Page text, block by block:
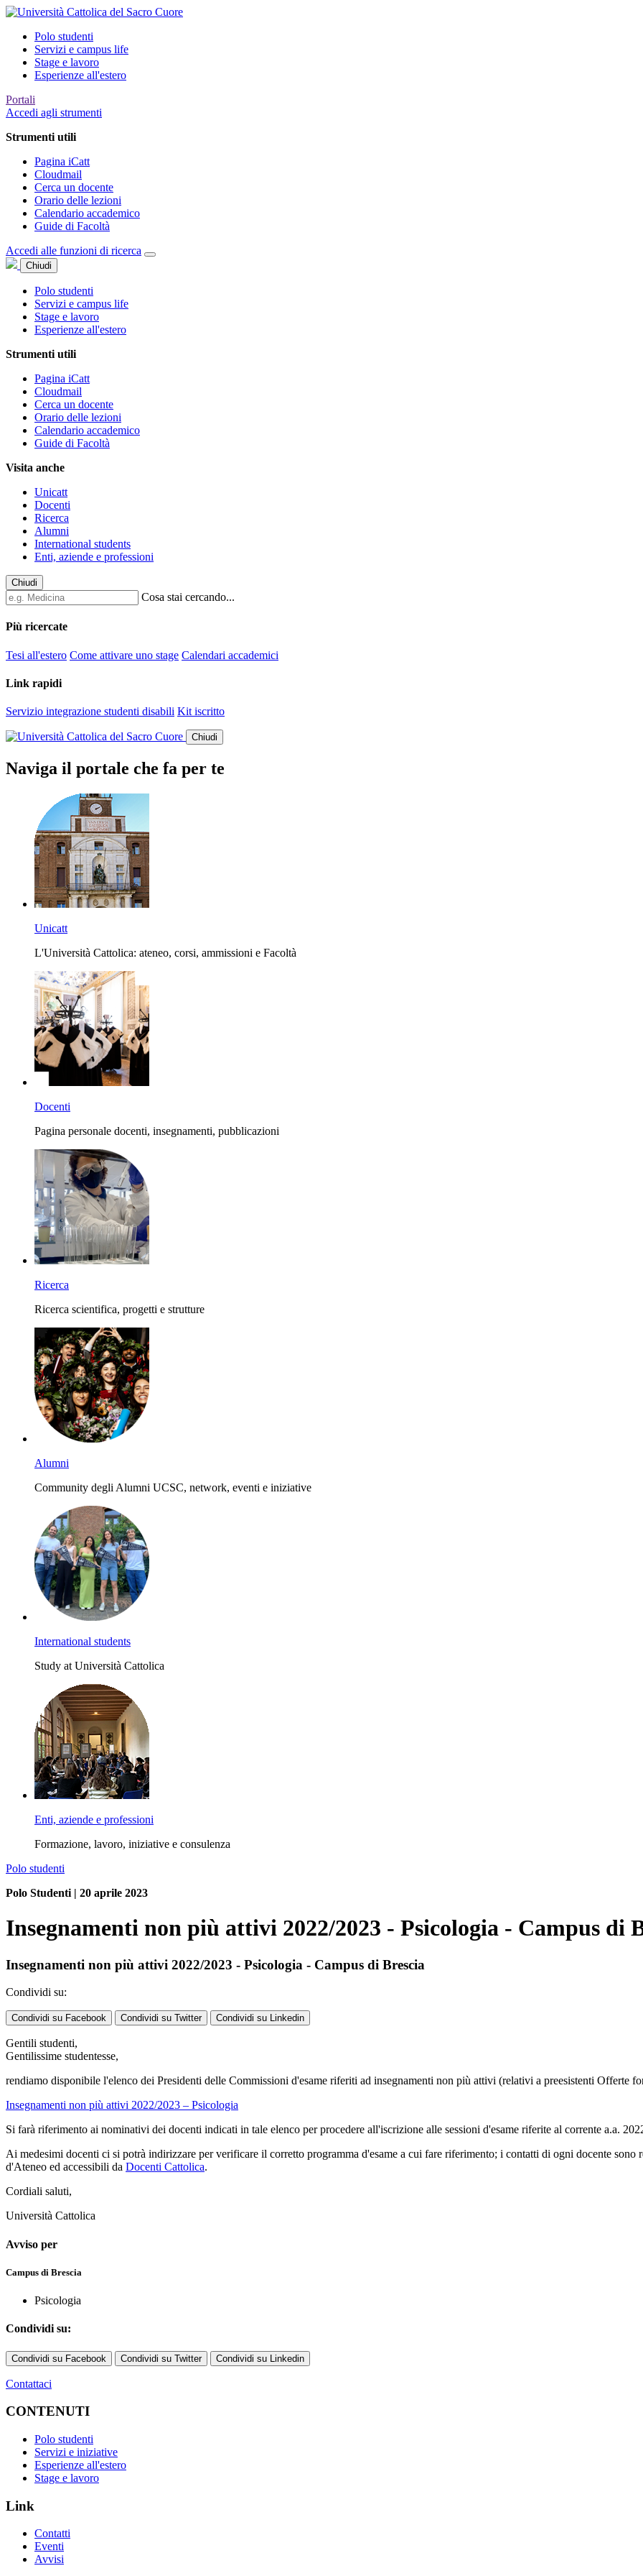
Polo studenti
Servizi e campus life
Stage e lavoro
Esperienze all'estero
Portali
Accedi agli strumenti
Strumenti utili
Pagina iCatt
Cloudmail
Cerca un docente
Orario delle lezioni
Calendario accademico
Guide di Facoltà
Accedi alle funzioni di ricerca
Chiudi
Polo studenti
Servizi e campus life
Stage e lavoro
Esperienze all'estero
Strumenti utili
Pagina iCatt
Cloudmail
Cerca un docente
Orario delle lezioni
Calendario accademico
Guide di Facoltà
Visita anche
Unicatt
Docenti
Ricerca
Alumni
International students
Enti, aziende e professioni
Chiudi
Cosa stai cercando...
Più ricercate
Tesi all'estero Come attivare uno stage Calendari accademici
Link rapidi
Servizio integrazione studenti disabili Kit iscritto
Chiudi
Naviga il portale che fa per te
Unicatt
L'Università Cattolica: ateneo, corsi, ammissioni e Facoltà
Docenti
Pagina personale docenti, insegnamenti, pubblicazioni
Ricerca
Ricerca scientifica, progetti e strutture
Alumni
Community degli Alumni UCSC, network, eventi e iniziative
International students
Study at Università Cattolica
Enti, aziende e professioni
Formazione, lavoro, iniziative e consulenza
Polo studenti
Polo Studenti | 20 aprile 2023
Insegnamenti non più attivi 2022/2023 - Psicologia - Campus di
Insegnamenti non più attivi 2022/2023 - Psicologia - Campus di Brescia
Condividi su:
Condividi su Facebook Condividi su Twitter Condividi su Linkedin
Gentili studenti,
Gentilissime studentesse,
rendiamo disponibile l'elenco dei Presidenti delle Commissioni d'esame riferiti ad insegnamenti non più attivi (relativi a preesistenti Offerte
Insegnamenti non più attivi 2022/2023 – Psicologia
Si farà riferimento ai nominativi dei docenti indicati in tale elenco per procedere all'iscrizione alle sessioni d'esame riferite al corrente a.a.
Ai medesimi docenti ci si potrà indirizzare per verificare il corretto programma d'esame a cui fare riferimento; i contatti di ogni docente sono
d'Ateneo ed accessibili da Docenti Cattolica.
Cordiali saluti,
Università Cattolica
Avviso per
Campus di Brescia
Psicologia
Condividi su:
Condividi su Facebook Condividi su Twitter Condividi su Linkedin
Contattaci
CONTENUTI
Polo studenti
Servizi e iniziative
Esperienze all'estero
Stage e lavoro
Link
Contatti
Eventi
Avvisi